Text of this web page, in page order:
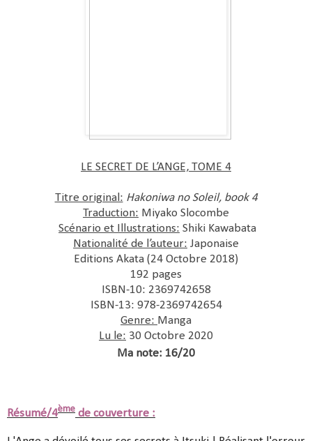
LE SECRET DE L’ANGE, TOME 4
Titre original: Hakoniwa no Soleil, book 4
Traduction: Miyako Slocombe
Scénario et Illustrations: Shiki Kawabata
Nationalité de l’auteur: Japonaise
Editions Akata (24 Octobre 2018)
192 pages
ISBN-10: 2369742658
ISBN-13: 978-2369742654
Genre: Manga
Lu le: 30 Octobre 2020
Ma note: 16/20
Résumé/4ème de couverture :